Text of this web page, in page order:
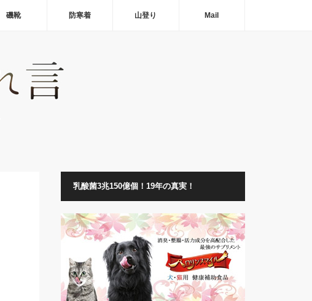
磯靴 防寒着 山登り Mail
乳酸菌3兆150億個！19年の真実！